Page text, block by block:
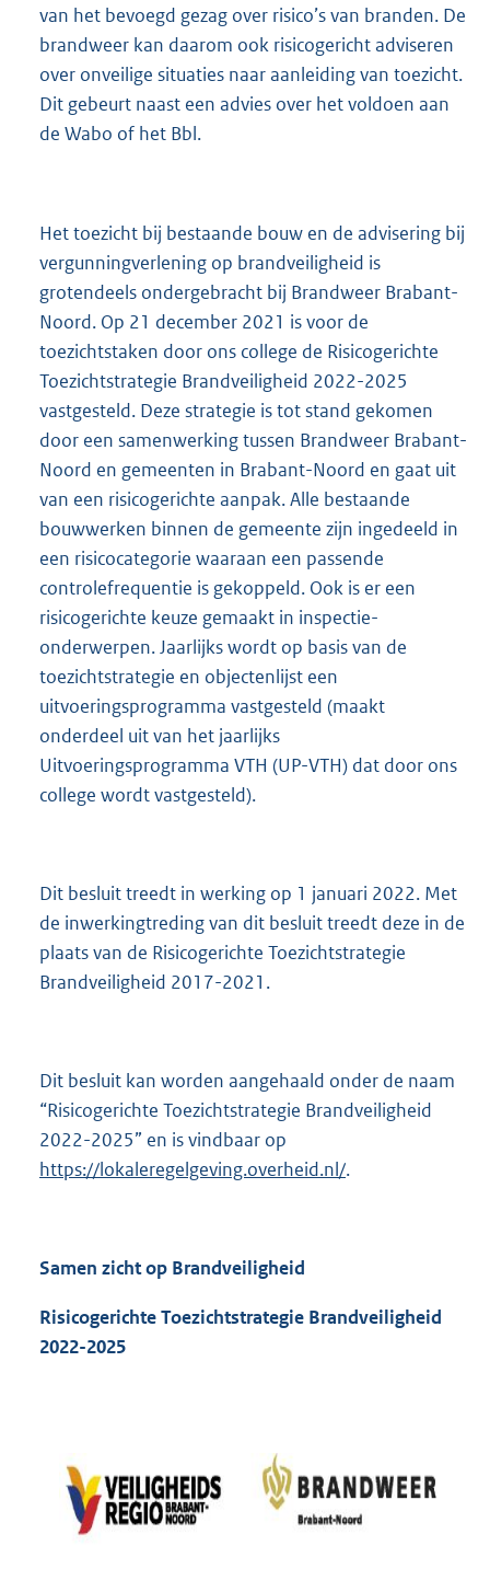
van het bevoegd gezag over risico’s van branden. De
brandweer kan daarom ook risicogericht adviseren
over onveilige situaties naar aanleiding van toezicht.
Dit gebeurt naast een advies over het voldoen aan
de Wabo of het Bbl.
Het toezicht bij bestaande bouw en de advisering bij
vergunningverlening op brandveiligheid is
grotendeels ondergebracht bij Brandweer Brabant-
Noord. Op 21 december 2021 is voor de
toezichtstaken door ons college de Risicogerichte
Toezichtstrategie Brandveiligheid 2022-2025
vastgesteld. Deze strategie is tot stand gekomen
door een samenwerking tussen Brandweer Brabant-
Noord en gemeenten in Brabant-Noord en gaat uit
van een risicogerichte aanpak. Alle bestaande
bouwwerken binnen de gemeente zijn ingedeeld in
een risicocategorie waaraan een passende
controlefrequentie is gekoppeld. Ook is er een
risicogerichte keuze gemaakt in inspectie-
onderwerpen. Jaarlijks wordt op basis van de
toezichtstrategie en objectenlijst een
uitvoeringsprogramma vastgesteld (maakt
onderdeel uit van het jaarlijks
Uitvoeringsprogramma VTH (UP-VTH) dat door ons
college wordt vastgesteld).
Dit besluit treedt in werking op 1 januari 2022. Met
de inwerkingtreding van dit besluit treedt deze in de
plaats van de Risicogerichte Toezichtstrategie
Brandveiligheid 2017-2021.
Dit besluit kan worden aangehaald onder de naam
“Risicogerichte Toezichtstrategie Brandveiligheid
2022-2025” en is vindbaar op
https://lokaleregelgeving.overheid.nl/.
Samen zicht op Brandveiligheid
Risicogerichte Toezichtstrategie Brandveiligheid
2022-2025